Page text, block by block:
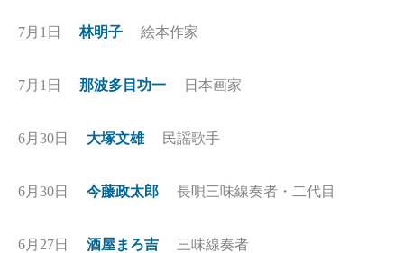
7月1日 林明子 絵本作家
7月1日 那波多目功一 日本画家
6月30日 大塚文雄 民謡歌手
6月30日 今藤政太郎 長唄三味線奏者・二代目
6月27日 酒屋まろ吉 三味線奏者